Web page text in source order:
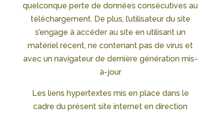
quelconque perte de données consécutives au
téléchargement. De plus, l’utilisateur du site
s’engage à accéder au site en utilisant un
matériel récent, ne contenant pas de virus et
avec un navigateur de dernière génération mis-
à-jour
Les liens hypertextes mis en place dans le
cadre du présent site internet en direction